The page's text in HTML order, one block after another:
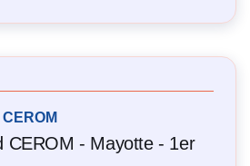
CEROM - Mayotte - 1er